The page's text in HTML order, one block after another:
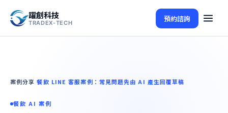
躍創科技
TRADEX-TECH 預約諮詢
案例分享 /餐飲 LINE 客服案例：常見問題先由 AI 產生回覆草稿
餐飲 AI 案例